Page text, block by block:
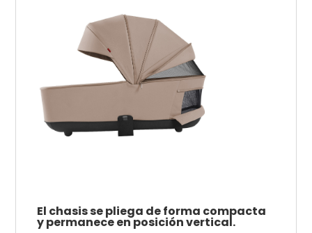
El chasis se pliega de forma compacta
y permanece en posición vertical.